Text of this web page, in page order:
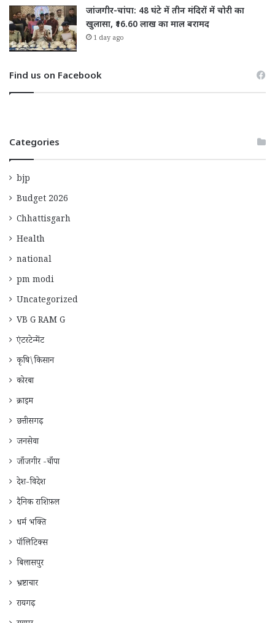
जांजगीर-चांपा: 48 घंटे में तीन मंदिरों में चोरी का
खुलासा, ₹16.60 लाख का माल बरामद
1 day ago
Find us on Facebook
Categories
bjp
Budget 2026
Chhattisgarh
Health
national
pm modi
Uncategorized
VB G RAM G
एंटरटेन्मेंट
कृषि\किसान
कोरबा
क्राइम
छत्तीसगढ़
जनसेवा
जाँजगीर -चाँपा
देश-विदेश
दैनिक राशिफ़ल
धर्म भक्ति
पॉलिटिक्स
बिलासपुर
भ्रष्टाचार
रायगढ़